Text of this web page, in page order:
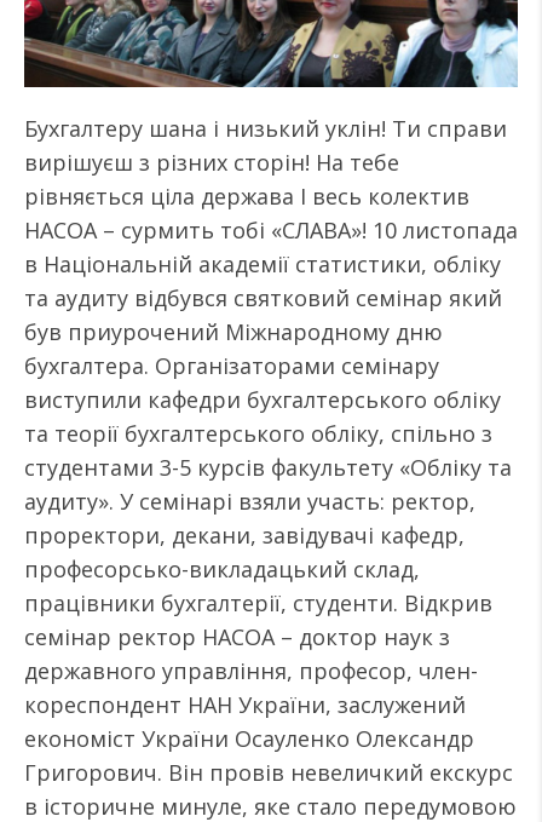
Бухгалтеру шана і низький уклін! Ти справи
вирішуєш з різних сторін! На тебе
рівняється ціла держава І весь колектив
НАСОА – сурмить тобі «СЛАВА»! 10 листопада
в Національній академії статистики, обліку
та аудиту відбувся святковий семінар який
був приурочений Міжнародному дню
бухгалтера. Організаторами семінару
виступили кафедри бухгалтерського обліку
та теорії бухгалтерського обліку, спільно з
студентами 3-5 курсів факультету «Обліку та
аудиту». У семінарі взяли участь: ректор,
проректори, декани, завідувачі кафедр,
професорсько-викладацький склад,
працівники бухгалтерії, студенти. Відкрив
семінар ректор НАСОА – доктор наук з
державного управління, професор, член-
кореспондент НАН України, заслужений
економіст України Осауленко Олександр
Григорович. Він провів невеличкий екскурс
в історичне минуле, яке стало передумовою